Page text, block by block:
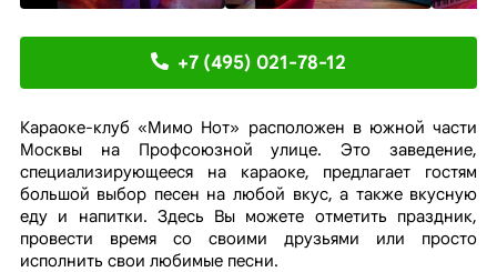
+7 (495) 021-78-12
Караоке-клуб «Мимо Нот» расположен в южной части
Москвы на Профсоюзной улице. Это заведение,
специализирующееся на караоке, предлагает гостям
большой выбор песен на любой вкус, а также вкусную
еду и напитки. Здесь Вы можете отметить праздник,
провести время со своими друзьями или просто
исполнить свои любимые песни.